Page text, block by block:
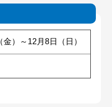
）～12月8日（日）